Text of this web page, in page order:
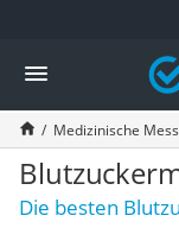
Die beliebtesten
Drogerie
Inhalator
Haarschneider
Rollator
Braun Rasierer
Katzenklappe (Chip)
Medizinische
Die besten